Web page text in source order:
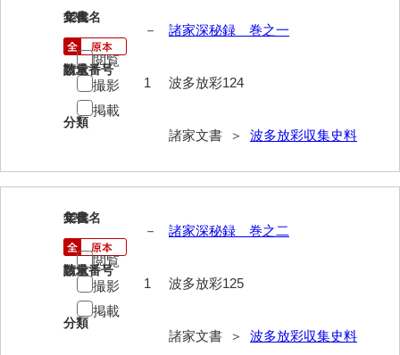
宇野家文書
馬屋原家文書
梅村明文書
恵良宏収集文書
相木家文書
大田家文書
124
文書名
諸家深秘録 巻之一
請求番号
波多放彩124
分類
諸家文書 ＞ 波多放彩収集史料
年代
－
数量
1
閲覧
撮影
掲載
125
文書名
諸家深秘録 巻之二
請求番号
波多放彩125
分類
諸家文書 ＞ 波多放彩収集史料
年代
－
数量
1
閲覧
撮影
掲載